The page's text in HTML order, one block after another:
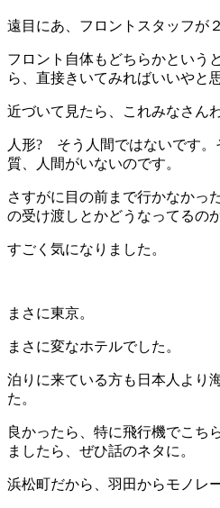
遠目にあ、フロントスタッフが
フロント自体もどちらかという
ら、直接きいてみればいいやと思
近づいて見たら、これみなさん
人形? そう人間ではないです。
質、人間がいないのです。
さすがに目の前まで行かなかっ
の受け渡しとかどうなってるのか
すごく気になりました。
まさに東京。
まさに変なホテルでした。
泊りに来ている方も日本人より
た。
良かったら、特に飛行機でこち
ましたら、ぜひ話のネタに。
浜松町だから、羽田からモノレ